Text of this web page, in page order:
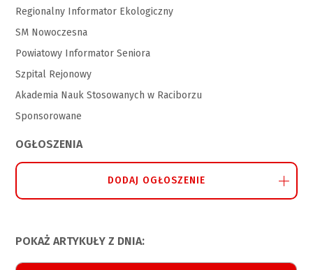
Regionalny Informator Ekologiczny
SM Nowoczesna
Powiatowy Informator Seniora
Szpital Rejonowy
Akademia Nauk Stosowanych w Raciborzu
Sponsorowane
OGŁOSZENIA
DODAJ OGŁOSZENIE
POKAŻ ARTYKUŁY Z DNIA: